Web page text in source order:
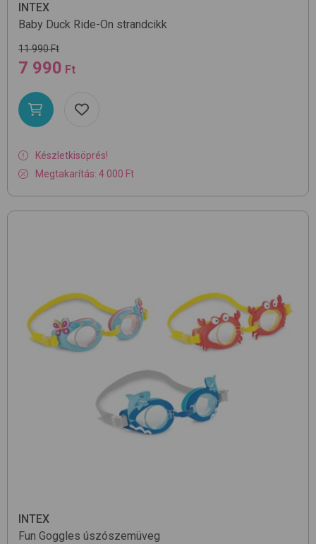
INTEX
Baby Duck Ride-On strandcikk
11 990 Ft
7 990 Ft
Készletkisöprés!
Megtakarítás: 4 000 Ft
INTEX
Fun Goggles úszószemüveg